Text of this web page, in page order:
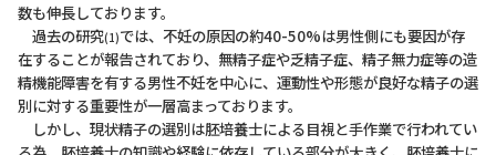
数も伸長しております。
過去の研究(1)では、不妊の原因の約40-50%は男性側にも要因が存
在することが報告されており、無精子症や乏精子症、精子無力症等の造
精機能障害を有する男性不妊を中心に、運動性や形態が良好な精子の選
別に対する重要性が一層高まっております。
しかし、現状精子の選別は胚培養士による目視と手作業で行われてい